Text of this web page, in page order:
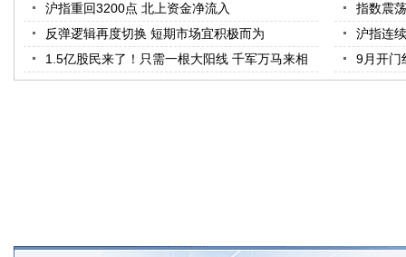
沪指重回3200点 北上资金净流入
反弹逻辑再度切换 短期市场宜积极而为
1.5亿股民来了！只需一根大阳线 千军万马来相
指数震
沪指连
9月开门